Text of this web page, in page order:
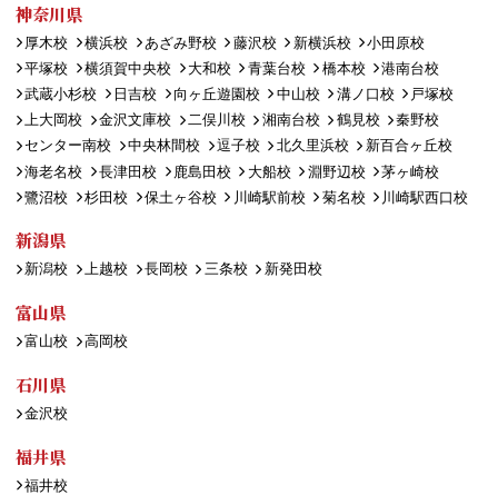
神奈川県
厚木校 横浜校 あざみ野校 藤沢校 新横浜校
小田原校
平塚校
横須賀中央校 大和校 青葉台校 橋本校
港南台校
武蔵小杉校
日吉校 向ヶ丘遊園校 中山校 溝ノ口校
戸塚校
上大岡校
金沢文庫校 二俣川校 湘南台校 鶴見校
秦野校
センター南校
中央林間校 逗子校 北久里浜校
新百合ヶ丘校
海老名校
長津田校 鹿島田校 大船校 淵野辺校
茅ヶ崎校
鷺沼校
杉田校 保土ヶ谷校 川崎駅前校 菊名校 川崎駅西口校
新潟県
新潟校 上越校 長岡校 三条校 新発田校
富山県
富山校 高岡校
石川県
金沢校
福井県
福井校